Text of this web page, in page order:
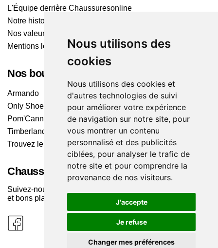
Nous utilisons des
cookies
Nous utilisons des cookies et
d'autres technologies de suivi
pour améliorer votre expérience
de navigation sur notre site, pour
vous montrer un contenu
personnalisé et des publicités
ciblées, pour analyser le trafic de
notre site et pour comprendre la
provenance de nos visiteurs.
J'accepte
Je refuse
Changer mes préférences
L'Équipe derrière Chaussuresonline
Notre histoire
Nos valeurs
Mentions légales
Nos boutiques
Armando
Only Shoes
Pom'Cannelle
Timberland
Trouvez le magasin le plus proche
Chaussuresonline sur les Médias sociaux
Suivez-nous sur les réseaux pour les dernières tendances
et bons plans !